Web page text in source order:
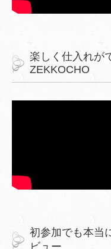
楽しく仕入れが
ZEKKOCHO
初参加でも本当
ビュー